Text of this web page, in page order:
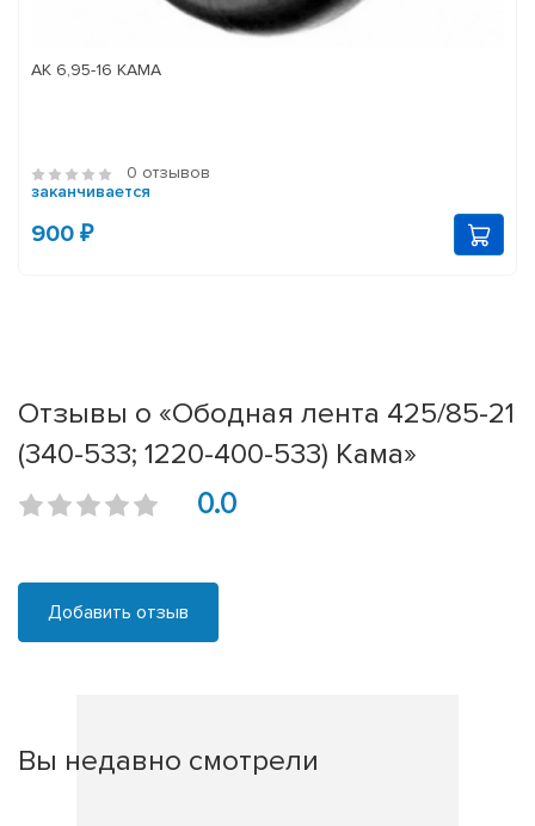
АК 6,95-16 КАМА
0 отзывов
заканчивается
900 ₽
Отзывы о «Ободная лента 425/85-21
(340-533; 1220-400-533) Кама»
0.0
Добавить отзыв
Вы недавно смотрели